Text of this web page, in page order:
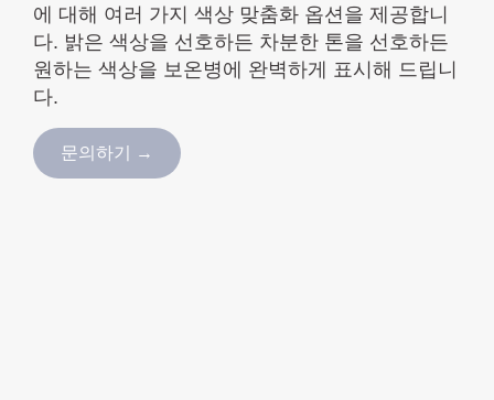
에 대해 여러 가지 색상 맞춤화 옵션을 제공합니
다. 밝은 색상을 선호하든 차분한 톤을 선호하든
원하는 색상을 보온병에 완벽하게 표시해 드립니
다.
문의하기 →